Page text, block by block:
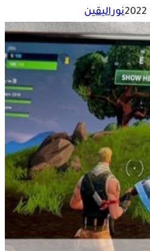
نوراليقين